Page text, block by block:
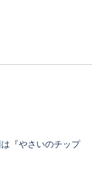
『やさいのチップ